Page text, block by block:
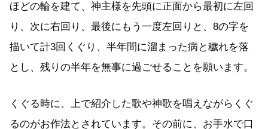
ほどの輪を建て、神主様を先頭に正面から最初に左回
り、次に右回り、最後にもう一度左回りと、8の字を
描いて計3回くぐり、半年間に溜まった病と穢れを落
とし、残りの半年を無事に過ごせることを願います。
くぐる時に、上で紹介した歌や神歌を唱えながらくぐ
るのがお作法とされています。その前に、お手水で口